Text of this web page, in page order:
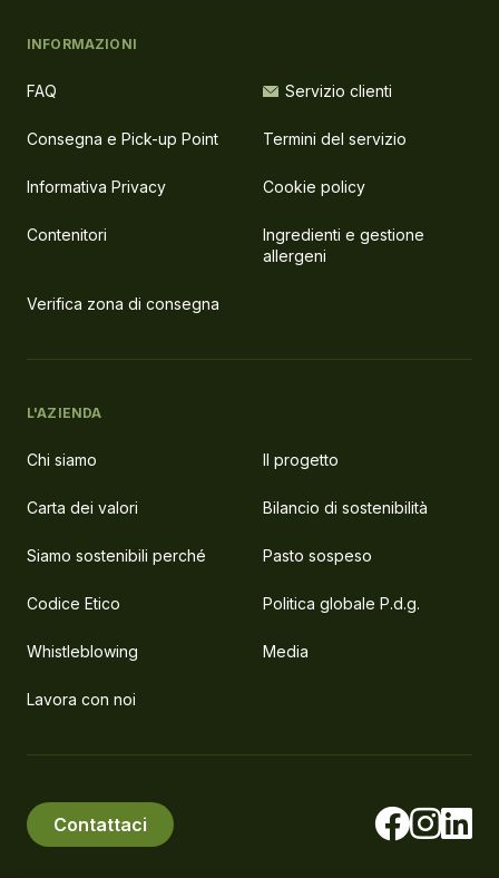
INFORMAZIONI
FAQ Servizio clienti
Consegna e Pick-up Point Termini del servizio
Informativa Privacy Cookie policy
Contenitori
Ingredienti e gestione
allergeni
Verifica zona di consegna
L'AZIENDA
Chi siamo Il progetto
Carta dei valori Bilancio di sostenibilità
Siamo sostenibili perché Pasto sospeso
Codice Etico Politica globale P.d.g.
Whistleblowing Media
Lavora con noi
Contattaci